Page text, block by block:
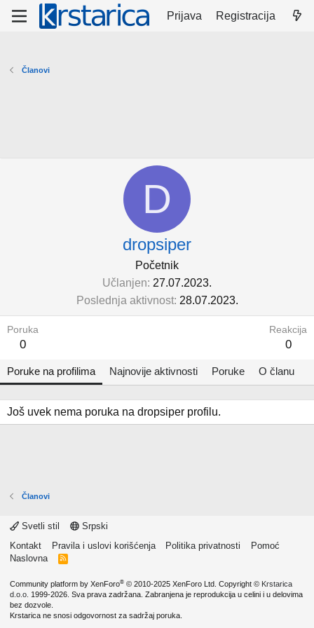
Prijava Registracija
Članovi
D
dropsiper
Početnik
Učlanjen 27.07.2023.
Poslednja aktivnost 28.07.2023.
Poruka
0
Reakcija
0
Poruke na profilima Najnovije aktivnosti Poruke O članu
Još uvek nema poruka na dropsiper profilu.
Članovi
Svetli stil
Srpski
Kontakt
Pravila i uslovi korišćenja Politika privatnosti
Pomoć
Naslovna
R
Community platform by XenForo® © 2010-2025 XenForo Ltd. Copyright © Krstarica
d.o.o. 1999-2026. Sva prava zadržana. Zabranjena je reprodukcija u celini i u delovima
bez dozvole.
Krstarica ne snosi odgovornost za sadržaj poruka.